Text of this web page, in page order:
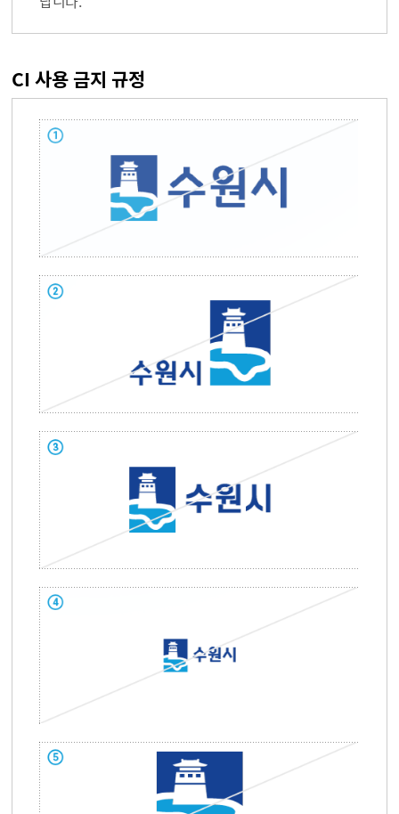
CI 사용 금지 규정